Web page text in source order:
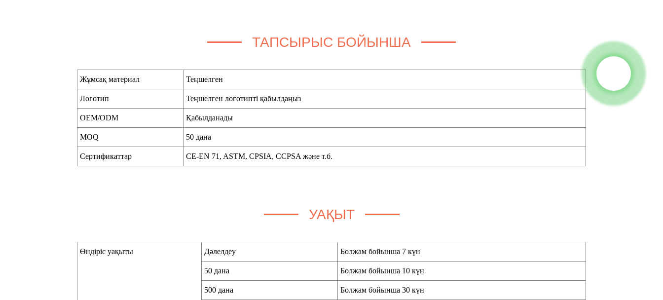
ТАПСЫРЫС БОЙЫНША
Жұмсақ материал Теңшелген
Логотип Теңшелген логотипті қабылдаңыз
OEM/ODM Қабылданады
MOQ 50 дана
Сертификаттар CE-EN 71, ASTM, CPSIA, CCPSA және т.б.
УАҚЫТ
Өндіріс уақыты Дәлелдеу Болжам бойынша 7 күн
50 дана Болжам бойынша 10 күн
500 дана Болжам бойынша 30 күн